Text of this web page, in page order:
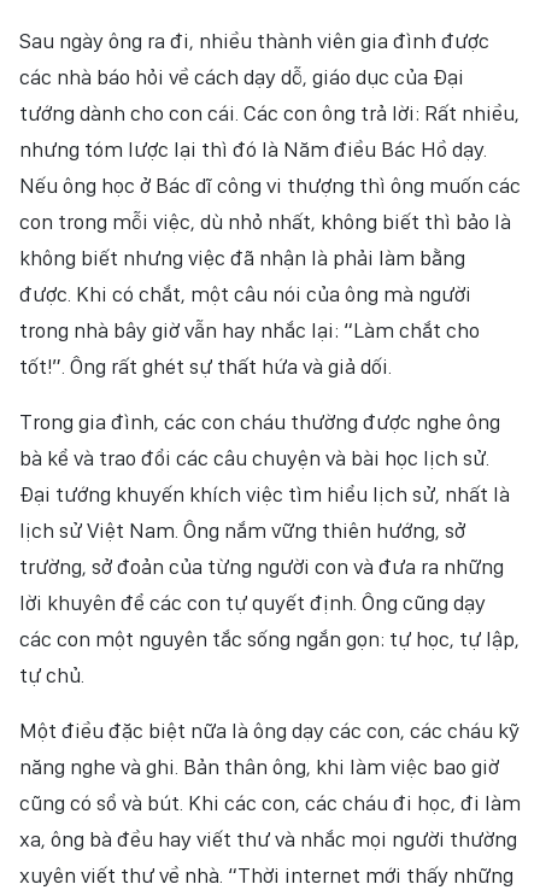
Sau ngày ông ra đi, nhiều thành viên gia đình được
các nhà báo hỏi về cách dạy dỗ, giáo dục của Đại
tướng dành cho con cái. Các con ông trả lời: Rất nhiều,
nhưng tóm lược lại thì đó là Năm điều Bác Hồ dạy.
Nếu ông học ở Bác dĩ công vi thượng thì ông muốn các
con trong mỗi việc, dù nhỏ nhất, không biết thì bảo là
không biết nhưng việc đã nhận là phải làm bằng
được. Khi có chắt, một câu nói của ông mà người
trong nhà bây giờ vẫn hay nhắc lại: “Làm chắt cho
tốt!”. Ông rất ghét sự thất hứa và giả dối.
Trong gia đình, các con cháu thường được nghe ông
bà kể và trao đổi các câu chuyện và bài học lịch sử.
Đại tướng khuyến khích việc tìm hiểu lịch sử, nhất là
lịch sử Việt Nam. Ông nắm vững thiên hướng, sở
trường, sở đoản của từng người con và đưa ra những
lời khuyên để các con tự quyết định. Ông cũng dạy
các con một nguyên tắc sống ngắn gọn: tự học, tự lập,
tự chủ.
Một điều đặc biệt nữa là ông dạy các con, các cháu kỹ
năng nghe và ghi. Bản thân ông, khi làm việc bao giờ
cũng có sổ và bút. Khi các con, các cháu đi học, đi làm
xa, ông bà đều hay viết thư và nhắc mọi người thường
xuyên viết thư về nhà. “Thời internet mới thấy những